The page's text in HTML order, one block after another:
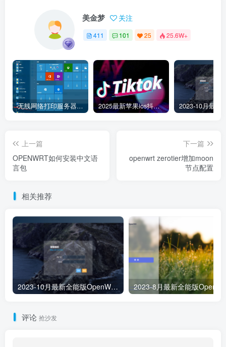
美金梦 关注
411 101 25 25.6W+
无线网络打印服务器连接和添加打印机教程 2025最新苹果ios抖音tiktok国际版免拔卡版本
上一篇
OPENWRT如何安装中文语
言包
下一篇
openwrt zerotier增加moon
节点配置
相关推荐
2023-10月最新全能版OpenWRT/LEDE x86/64 软路由稳定版固件下载含多主题及插件
评论 抢沙发